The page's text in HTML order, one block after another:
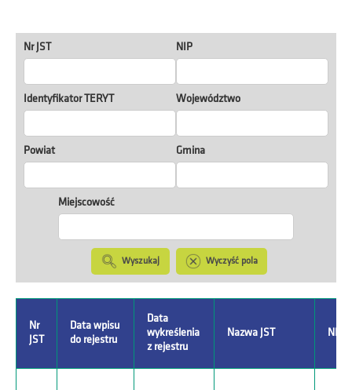
Nr JST NIP
Identyfikator TERYT Województwo
Powiat Gmina
Miejscowość
Wyszukaj Wyczyść pola
Nr
JST
Data wpisu
do rejestru
Data
wykreślenia
z rejestru
Nazwa JST NIP